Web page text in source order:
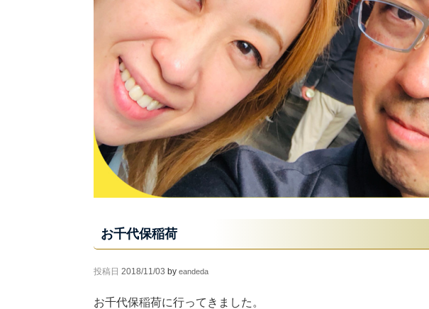
お千代保稲荷
投稿日 2018/11/03 by eandeda
お千代保稲荷に行ってきました。